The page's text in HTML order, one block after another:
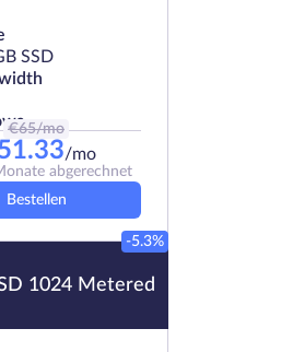
SSD
€65/mo
/mo
abgerechnet
Bestellen
1024 Metered
-5.3%